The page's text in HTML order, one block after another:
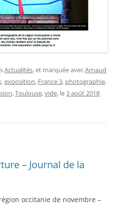
Actualités, et marquée avecArnaud
,exposition, France 3, photographie,
,Toulouse,vide, le3 août 2018
– Journal de la
occitanie de novembre –